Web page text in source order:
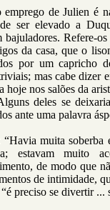
emprego de Julien é
ser elevado a
bajuladores. Refere-
da casa, que o
por um capricho
mas cabe dizer
hoje nos salões da
deles se
ante uma palavra
“Havia muita soberba
estavam muito
de modo que
de intimidade,
preciso se divertir ...